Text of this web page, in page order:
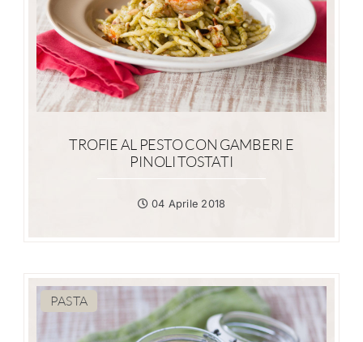
TROFIE AL PESTO CON GAMBERI E
PINOLI TOSTATI
04 Aprile 2018
PASTA